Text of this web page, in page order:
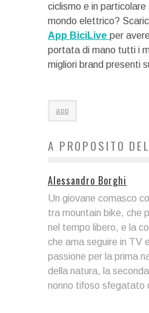
ciclismo e in particolare
mondo elettrico?
App BiciLive per
portata di mano tutti i
migliori brand presenti
app
A PROPOSITO
Alessandro Borghi
Un giovane comasco
tra mountain bike, che
nel tempo libero, e la
che ama seguire in TV
passione per la prima
della natura, la
nonno tifoso sfegatato